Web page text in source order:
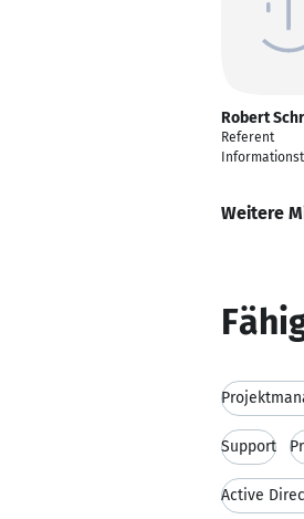
Robert
Referent
Weitere
Support
Active